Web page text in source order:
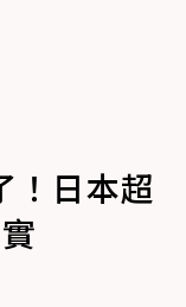
！日本超